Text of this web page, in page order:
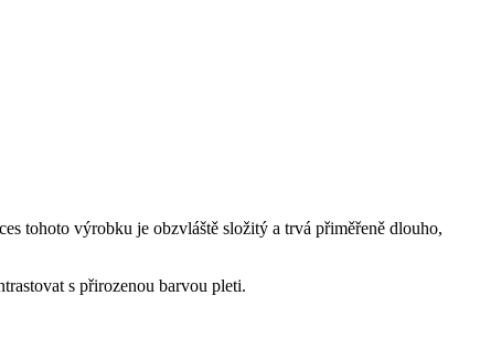
tohoto výrobku je obzvláště složitý a trvá přiměřeně dlouho,
s přirozenou barvou pleti.